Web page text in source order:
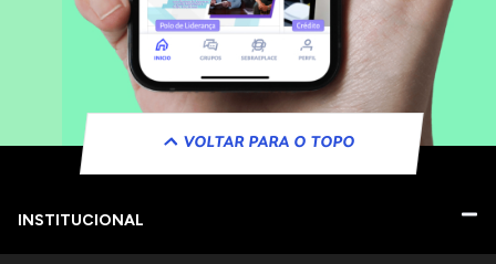
VOLTAR PARA O TOPO
INSTITUCIONAL